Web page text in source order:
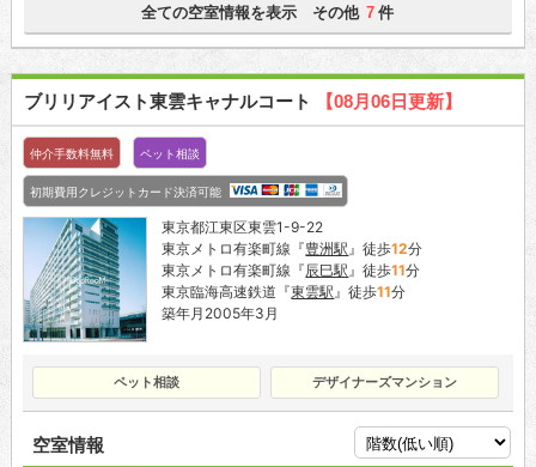
全ての空室情報を表示 その他 7 件
ブリリアイスト東雲キャナルコート 【08月06日更新】
仲介手数料無料 ペット相談
初期費用クレジットカード決済可能
東京都江東区東雲1-9-22
東京メトロ有楽町線『豊洲駅 』徒歩12分
東京メトロ有楽町線『辰巳駅 』徒歩11分
東京臨海高速鉄道『東雲駅 』徒歩11分
築年月2005年3月
ペット相談 デザイナーズマンション
空室情報